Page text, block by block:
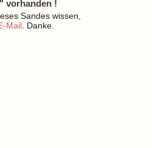
vorhanden !
Sandes wissen,
Mail . Danke.